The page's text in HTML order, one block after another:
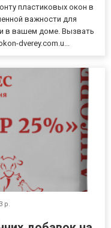
пластиковых окон в
важности для
в вашем доме. Вызвать
dverey.com.u...
р.